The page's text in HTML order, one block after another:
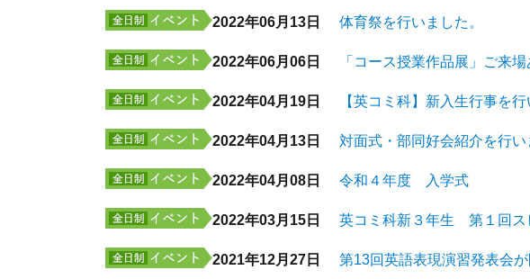
2022年06月13日 体育祭を行いました。
2022年06月06日 「コース授業作品展」ご来
2022年04月19日 【英コミ科】新入生行事を
2022年04月13日 対面式・部同好会紹介を行い
2022年04月08日 令和４年度 入学式
2022年03月15日 英コミ科新３年生 第１回ス
2021年12月27日 第13回英語表現演習発表会